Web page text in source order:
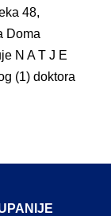
48,
Doma
N A T J E
(1) doktora